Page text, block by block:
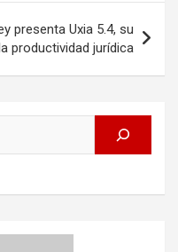
presenta Uxia 5.4, su
productividad jurídica